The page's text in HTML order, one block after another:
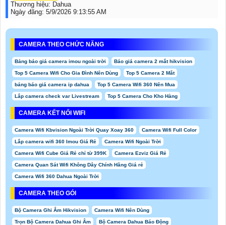
Thương hiệu: Dahua
Ngày đăng: 5/9/2026 9:13:55 AM
CAMERA THEO CHỨC NĂNG
Bảng báo giá camera imou ngoài trời Báo giá camera 2 mắt hikvision
Top 5 Camera Wifi Cho Gia Đình Nên Dùng Top 5 Camera 2 Mắt
bảng báo giá camera ip dahua Top 5 Camera Wifi 360 Nên Mua
Lắp camera check var Livestream Top 5 Camera Cho Kho Hàng
CAMERA KẾT NỐI WIFI
Camera Wifi Kbvision Ngoài Trời Quay Xoay 360 Camera Wifi Full Color
Lắp camera wifi 360 Imou Giá Rẻ Camera Wifi Ngoài Trời
Camera Wifi Cube Giá Rẻ chỉ từ 399K Camera Ezviz Giá Rẻ
Camera Quan Sát Wifi Không Dây Chính Hãng Giá rẻ
Camera Wifi 360 Dahua Ngoài Trời
CAMERA THEO GÓI
Bộ Camera Ghi Âm Hikvision Camera Wifi Nên Dùng
Trọn Bộ Camera Dahua Ghi Âm Bộ Camera Dahua Báo Động